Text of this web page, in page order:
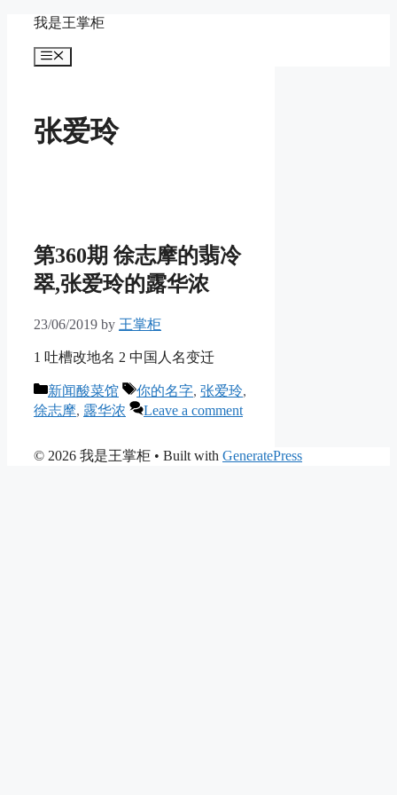
content
我是王掌柜
Menu
张爱玲
第360期 徐志摩的翡冷
翠,张爱玲的露华浓
23/06/2019 by 王掌柜
1 吐槽改地名 2 中国人名变迁
Categories
新闻酸菜馆 Tags
你的名字, 张爱玲,
徐志摩, 露华浓 Leave a comment
© 2026 我是王掌柜 • Built with GeneratePress